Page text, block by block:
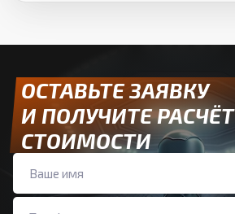
ОСТАВЬТЕ ЗАЯВКУ
И ПОЛУЧИТЕ РАСЧЁТ
СТОИМОСТИ